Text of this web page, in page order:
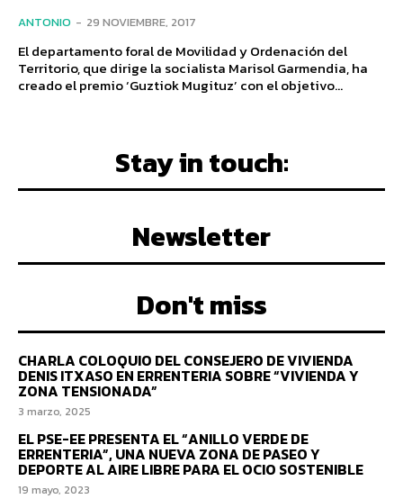
ANTONIO - 29 NOVIEMBRE, 2017
El departamento foral de Movilidad y Ordenación del
Territorio, que dirige la socialista Marisol Garmendia, ha
creado el premio ‘Guztiok Mugituz’ con el objetivo...
Stay in touch:
Newsletter
Don't miss
CHARLA COLOQUIO DEL CONSEJERO DE VIVIENDA
DENIS ITXASO EN ERRENTERIA SOBRE “VIVIENDA Y
ZONA TENSIONADA”
3 marzo, 2025
EL PSE-EE PRESENTA EL “ANILLO VERDE DE
ERRENTERIA”, UNA NUEVA ZONA DE PASEO Y
DEPORTE AL AIRE LIBRE PARA EL OCIO SOSTENIBLE
19 mayo, 2023